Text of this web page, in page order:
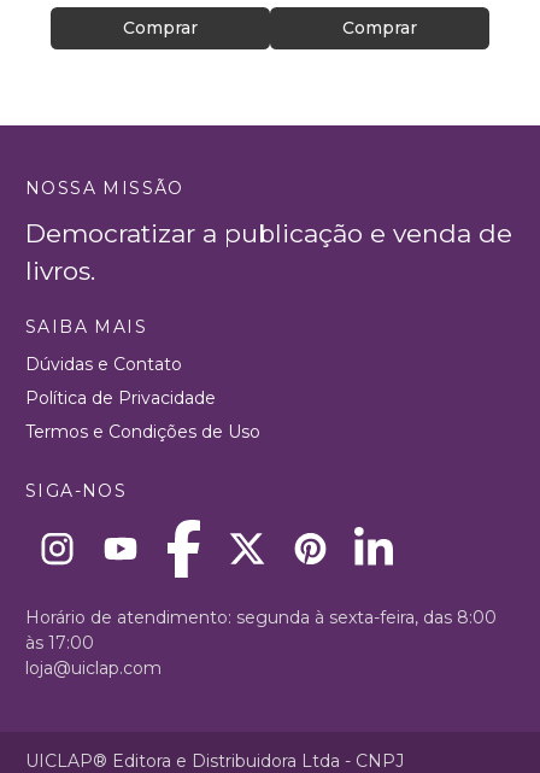
Comprar Comprar
NOSSA MISSÃO
Democratizar a publicação e venda de
livros.
SAIBA MAIS
Dúvidas e Contato
Política de Privacidade
Termos e Condições de Uso
SIGA-NOS
Horário de atendimento: segunda à sexta-feira, das 8:00
às 17:00
loja@uiclap.com
UICLAP® Editora e Distribuidora Ltda - CNPJ